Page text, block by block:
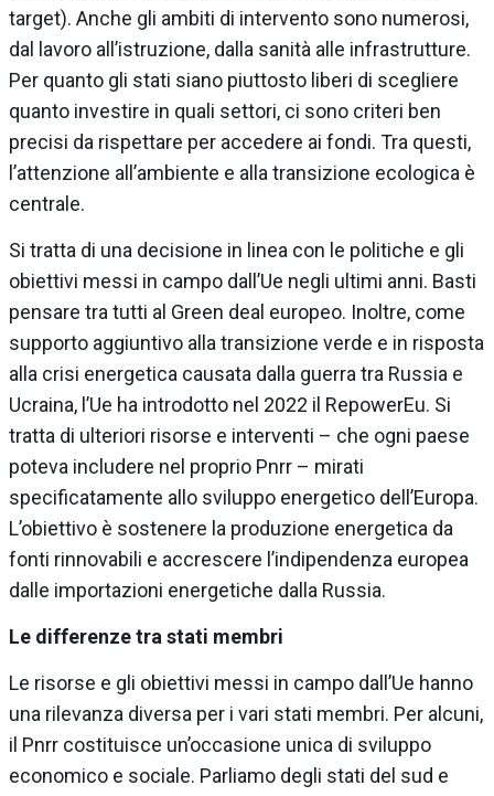
target). Anche gli ambiti di intervento sono numerosi,
dal lavoro all’istruzione, dalla sanità alle infrastrutture.
Per quanto gli stati siano piuttosto liberi di scegliere
quanto investire in quali settori, ci sono criteri ben
precisi da rispettare per accedere ai fondi. Tra questi,
l’attenzione all’ambiente e alla transizione ecologica è
centrale.
Si tratta di una decisione in linea con le politiche e gli
obiettivi messi in campo dall’Ue negli ultimi anni. Basti
pensare tra tutti al Green deal europeo. Inoltre, come
supporto aggiuntivo alla transizione verde e in risposta
alla crisi energetica causata dalla guerra tra Russia e
Ucraina, l’Ue ha introdotto nel 2022 il RepowerEu. Si
tratta di ulteriori risorse e interventi – che ogni paese
poteva includere nel proprio Pnrr – mirati
specificatamente allo sviluppo energetico dell’Europa.
L’obiettivo è sostenere la produzione energetica da
fonti rinnovabili e accrescere l’indipendenza europea
dalle importazioni energetiche dalla Russia.
Le differenze tra stati membri
Le risorse e gli obiettivi messi in campo dall’Ue hanno
una rilevanza diversa per i vari stati membri. Per alcuni,
il Pnrr costituisce un’occasione unica di sviluppo
economico e sociale. Parliamo degli stati del sud e